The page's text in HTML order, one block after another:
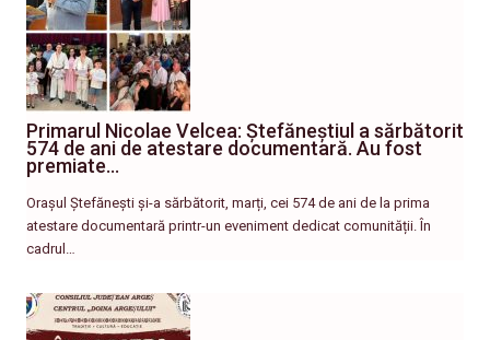
Primarul Nicolae Velcea: Ștefăneștiul a sărbătorit
574 de ani de atestare documentară. Au fost
premiate…
Orașul Ștefănești și-a sărbătorit, marți, cei 574 de ani de la prima
atestare documentară printr-un eveniment dedicat comunității. În
cadrul…